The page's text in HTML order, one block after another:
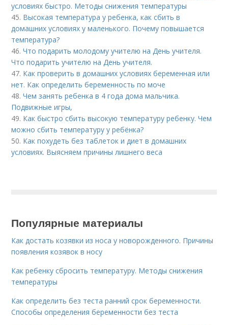
условиях быстро. Методы снижения температуры
45. Высокая температура у ребенка, как сбить в
домашних условиях у маленького. Почему повышается
температура?
46.Что подарить молодому учителю на День учителя.
Что подарить учителю на День учителя.
47. Как проверить в домашних условиях беременная или
нет. Как определить беременность по моче
48.Чем занять ребенка в 4 года дома мальчика.
Подвижные игры,
49. Как быстро сбить высокую температуру ребенку. Чем
можно сбить температуру у ребёнка?
50. Как похудеть без таблеток и диет в домашних
условиях. Выясняем причины лишнего веса
Популярные материалы
Как достать козявки из носа у новорожденного. Причины
появления козявок в носу
Как ребенку сбросить температуру. Методы снижения
температуры
Как определить без теста ранний срок беременности.
Способы определения беременности без теста